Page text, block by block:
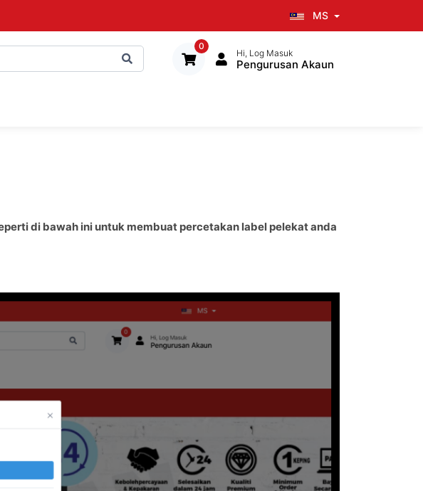
MS
0
Hi, Log Masuk
Pengurusan Akaun
di bawah ini untuk membuat percetakan label pelekat anda